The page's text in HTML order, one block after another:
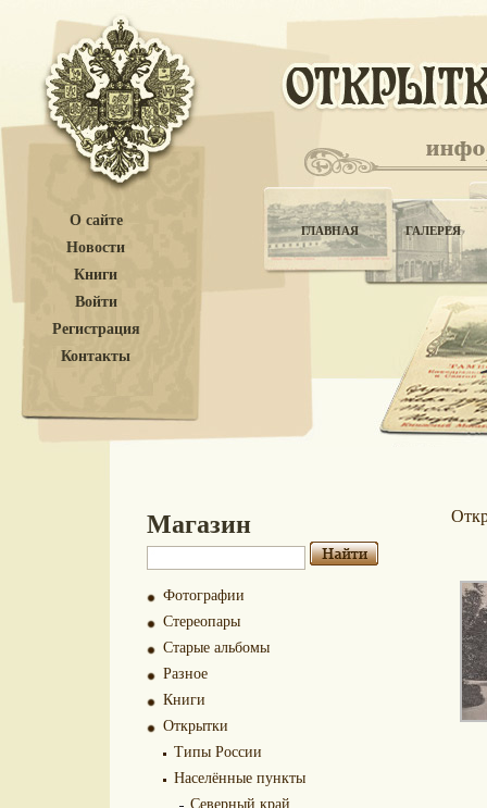
О сайте
Новости
Книги
Войти
Регистрация
Контакты
ГЛАВНАЯ ГАЛЕРЕЯ
Магазин
Фотографии
Стереопары
Старые альбомы
Разное
Книги
Открытки
Типы России
Населённые пункты
Северный край